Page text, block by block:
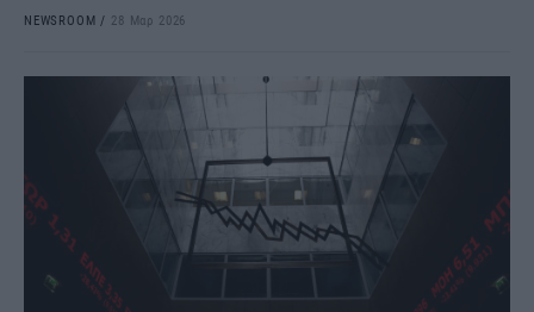
NEWSROOM / 28 Μαρ 2026